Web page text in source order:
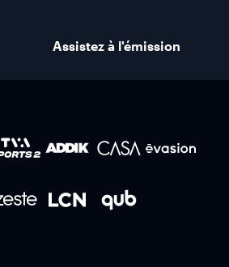
Assistez à l'émission